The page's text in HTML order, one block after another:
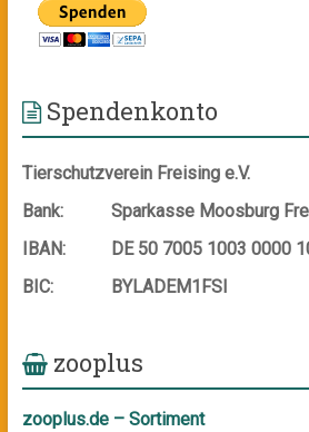
Spendenkonto
Tierschutzverein Freising e.V.
Bank:
Sparkasse Moosburg
IBAN:
DE 50 7005 1003 0000
BIC:
BYLADEM1FSI
zooplus
zooplus.de – Sortiment